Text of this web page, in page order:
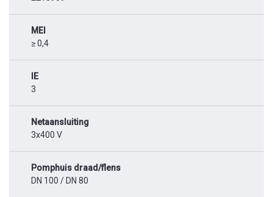
MEI
≥ 0,4
IE
3
Netaansluiting
3x400 V
Pomphuis draad/flens
DN 100 / DN 80